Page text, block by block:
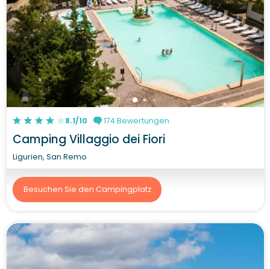
8.1/10 174 Bewertungen
Camping Villaggio dei Fiori
Ligurien, San Remo
Besuchen Sie den Campingplatz